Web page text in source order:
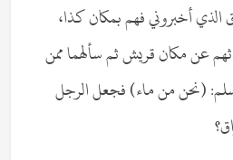
أخبروني فهم بمكان كذا،
عن مكان قريش ثم سألهما ممن
(نحن من ماء) فجعل الرجل